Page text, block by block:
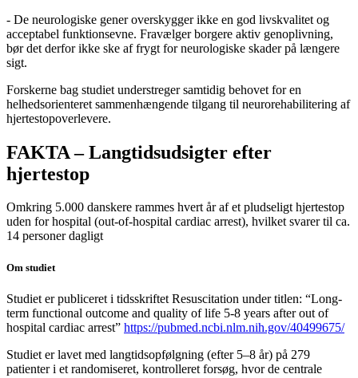
- De neurologiske gener overskygger ikke en god livskvalitet og
acceptabel funktionsevne. Fravælger borgere aktiv genoplivning,
bør det derfor ikke ske af frygt for neurologiske skader på længere
sigt.
Forskerne bag studiet understreger samtidig behovet for en
helhedsorienteret sammenhængende tilgang til neurorehabilitering af
hjertestopoverlevere.
FAKTA – Langtidsudsigter efter
hjertestop
Omkring 5.000 danskere rammes hvert år af et pludseligt hjertestop
uden for hospital (out‑of‑hospital cardiac arrest), hvilket svarer til ca.
14 personer dagligt
Om studiet
Studiet er publiceret i tidsskriftet Resuscitation under titlen: “Long-
term functional outcome and quality of life 5-8 years after out of
hospital cardiac arrest” https://pubmed.ncbi.nlm.nih.gov/40499675/
Studiet er lavet med langtidsopfølgning (efter 5–8 år) på 279
patienter i et randomiseret, kontrolleret forsøg, hvor de centrale